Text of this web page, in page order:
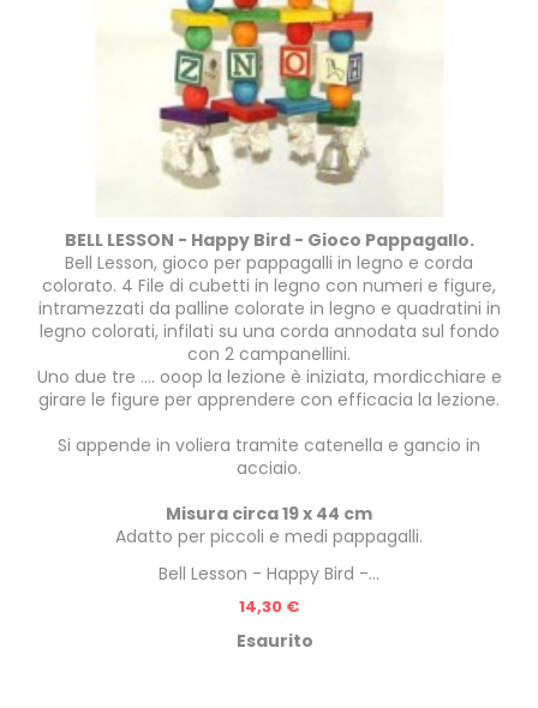
BELL LESSON - Happy Bird - Gioco Pappagallo.
Bell Lesson, gioco per pappagalli in legno e corda
colorato. 4 File di cubetti in legno con numeri e figure,
intramezzati da palline colorate in legno e quadratini in
legno colorati, infilati su una corda annodata sul fondo
con 2 campanellini.
Uno due tre .... ooop la lezione è iniziata, mordicchiare e
girare le figure per apprendere con efficacia la lezione.
Si appende in voliera tramite catenella e gancio in
acciaio.
Misura circa 19 x 44 cm
Adatto per piccoli e medi pappagalli.
Bell Lesson - Happy Bird -...
Prezzo
14,30 €
Esaurito